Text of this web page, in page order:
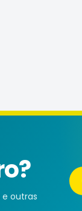
outras